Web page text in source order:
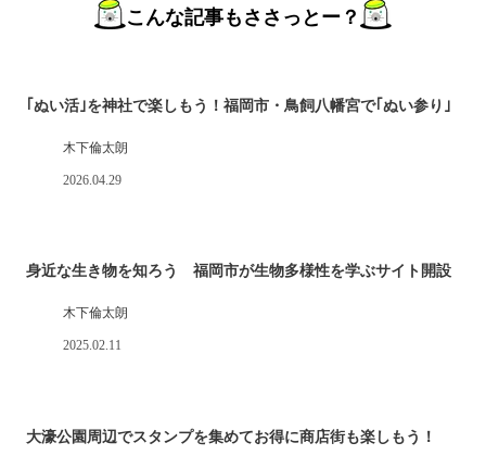
こんな記事もささっとー？
｢ぬい活｣を神社で楽しもう！福岡市・鳥飼八幡宮で｢ぬい参り｣
木下倫太朗
2026.04.29
身近な生き物を知ろう 福岡市が生物多様性を学ぶサイト開設
木下倫太朗
2025.02.11
大濠公園周辺でスタンプを集めてお得に商店街も楽しもう！